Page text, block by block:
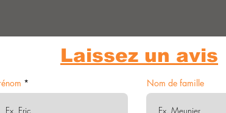
Laissez un avis
Nom de famille